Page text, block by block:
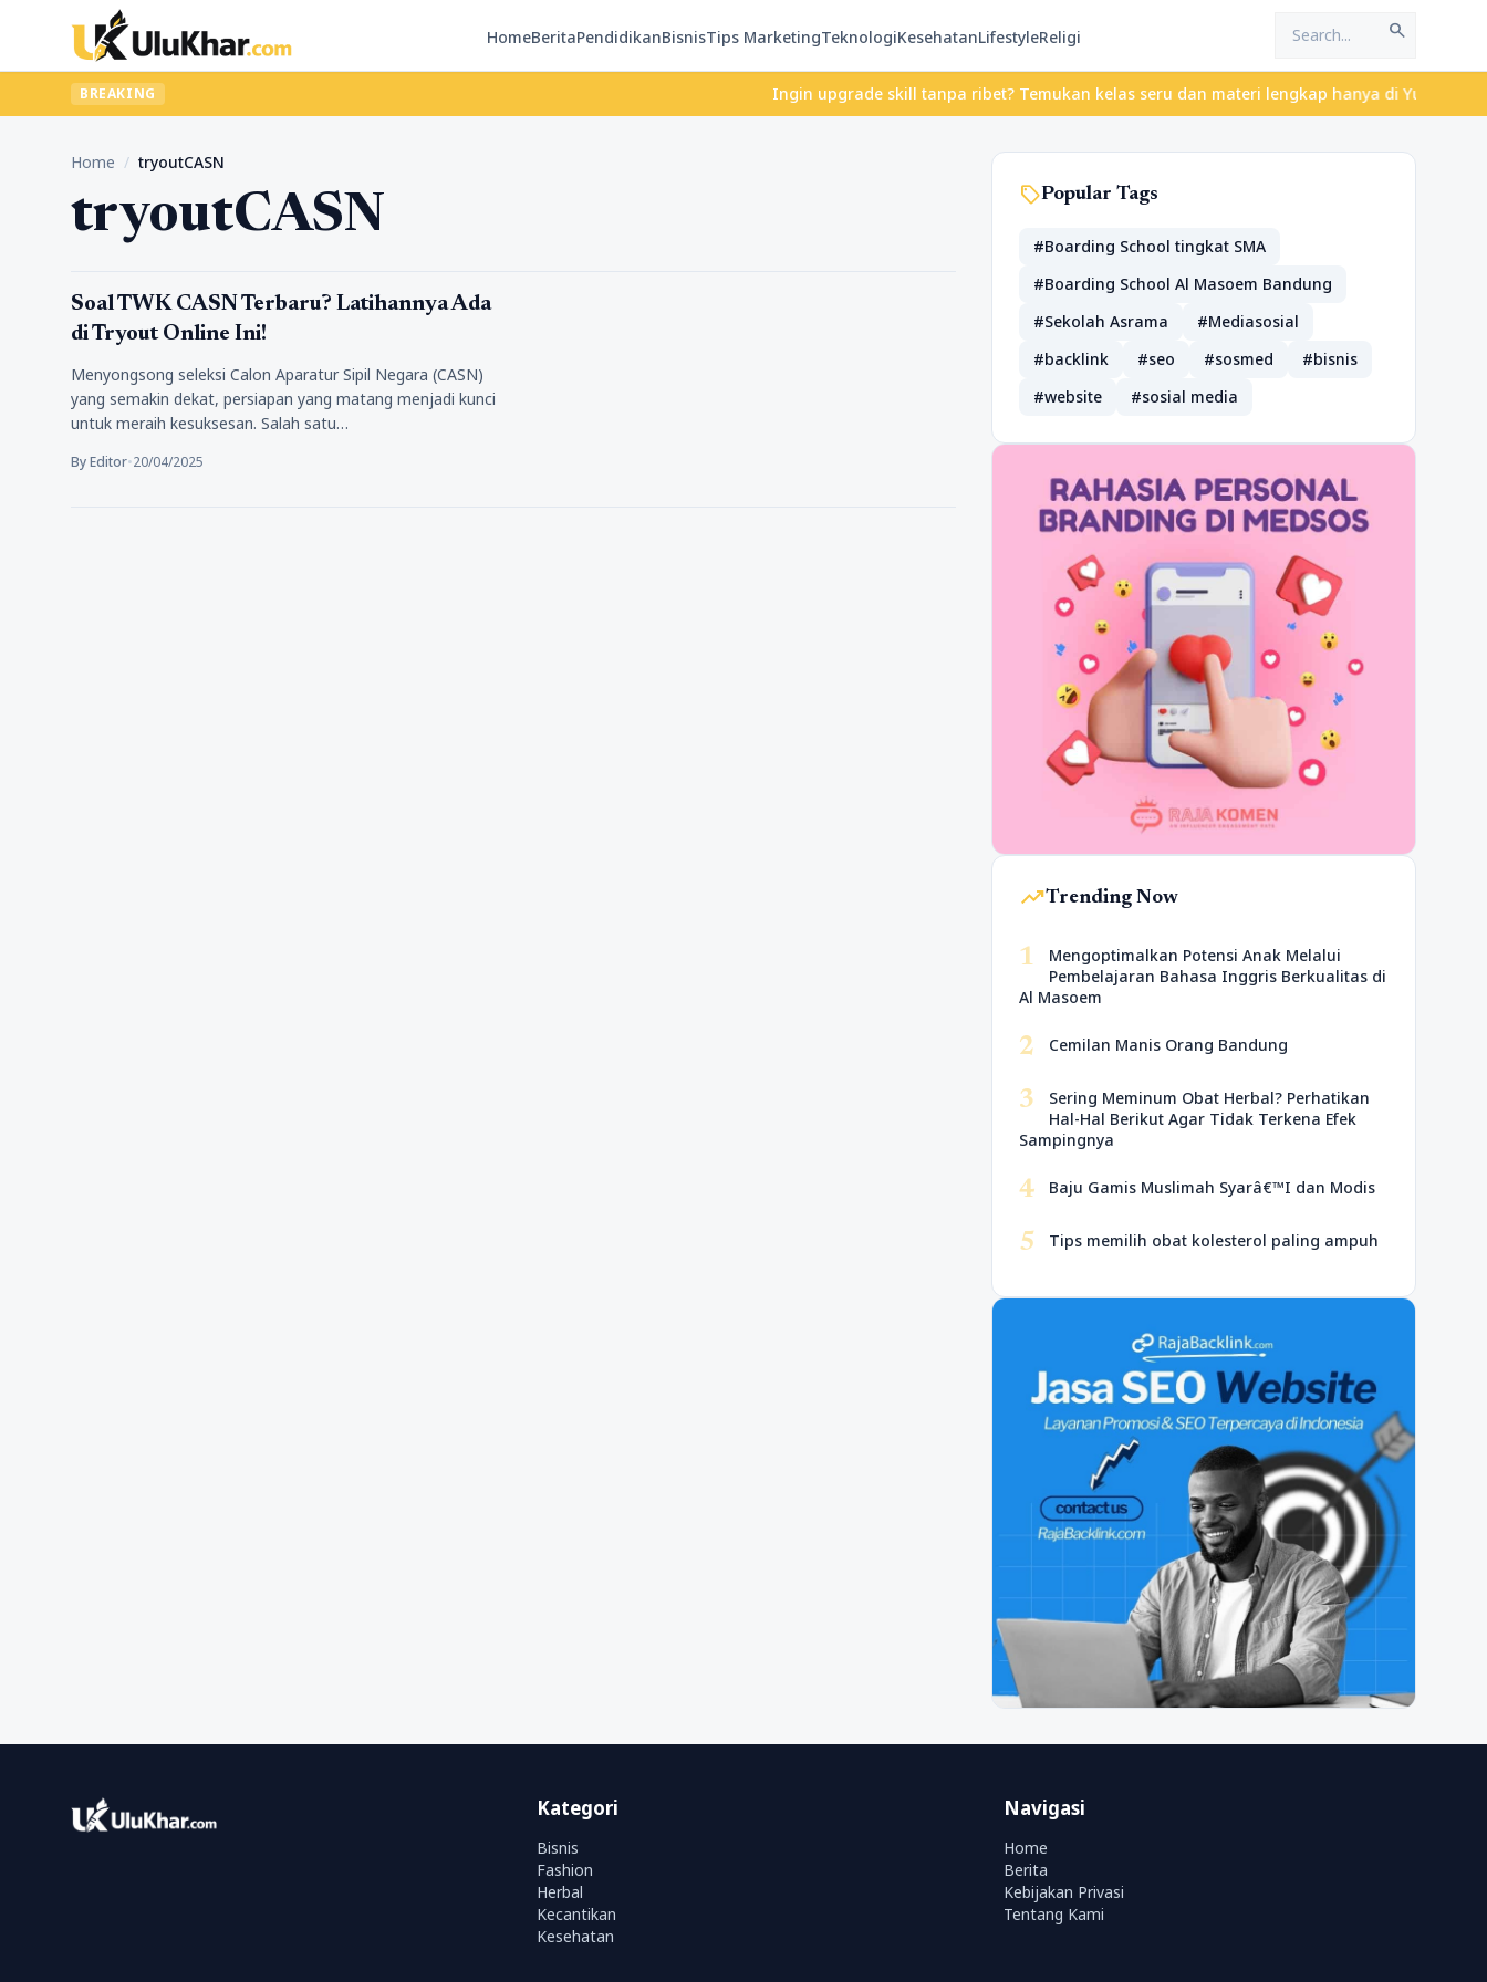
HomeBeritaPendidikanBisnisTips MarketingTeknologiKesehatanLifestyleReligi search
BREAKING Ingin upgrade skill tanpa ribet? Temukan kelas seru dan materi lengkap hanya di
Home / tryoutCASN
tryoutCASN
Pendidikan
Soal TWK CASN Terbaru? Latihannya Ada
di Tryout Online Ini!
Menyongsong seleksi Calon Aparatur Sipil Negara (CASN)
yang semakin dekat, persiapan yang matang menjadi kunci
untuk meraih kesuksesan. Salah satu…
By Editor•20/04/2025
sellPopular Tags
#Boarding School tingkat SMA
#Boarding School Al Masoem Bandung
#Sekolah Asrama
#Mediasosial
#backlink
#seo #sosmed
#bisnis
#website
#sosial media
trending_upTrending Now
1
Mengoptimalkan Potensi Anak Melalui
Pembelajaran Bahasa Inggris Berkualitas di
Al Masoem
2 Cemilan Manis Orang Bandung
3
Sering Meminum Obat Herbal? Perhatikan
Hal-Hal Berikut Agar Tidak Terkena Efek
Sampingnya
4 Baju Gamis Muslimah Syarâ€™I dan Modis
5 Tips memilih obat kolesterol paling ampuh
Kategori
Bisnis
Fashion
Herbal
Kecantikan
Kesehatan
Navigasi
Home
Berita
Kebijakan Privasi
Tentang Kami